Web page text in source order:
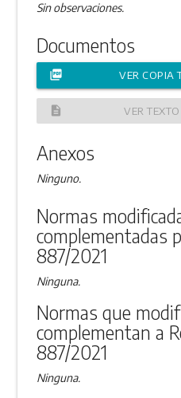
Sin observaciones.
Documentos
picture_as_pdf VER COPIA
description VER
Anexos
Ninguno.
Normas
complementadas
887/2021
Ninguna.
Normas que
complementan a
887/2021
Ninguna.